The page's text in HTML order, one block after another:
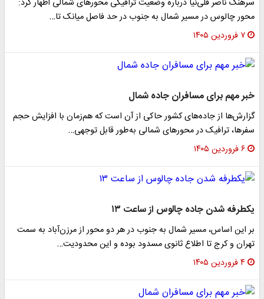
سرهنگ ناصر قلی‌نیا درباره وضعیت ترافیکی محورهای شمالی اظهار کرد:
محور چالوس در مسیر شمال به جنوب در حد فاصل میانک تا…
۷ فروردین ۱۴۰۵
خبر مهم برای مسافران جاده شمال
گزارش‌ها از جاده‌های کشور حاکی از آن است که هم‌زمان با افزایش حجم
سفرها، ترافیک در محورهای شمالی به‌طور قابل توجهی…
۶ فروردین ۱۴۰۵
یکطرفه شدن جاده چالوس از ساعت ۱۳
بر این اساس، مسیر شمال به جنوب در هر دو محور از مرزن‌آباد به سمت
تهران و کرج تا اطلاع ثانوی مسدود بوده و این محدودیت…
۴ فروردین ۱۴۰۵